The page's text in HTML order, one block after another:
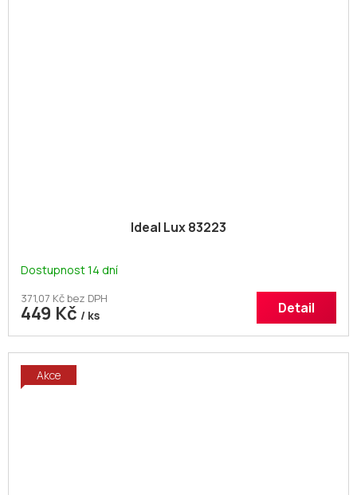
Ideal Lux 83223
Dostupnost 14 dní
371,07 Kč bez DPH
449 Kč / ks Detail
Akce